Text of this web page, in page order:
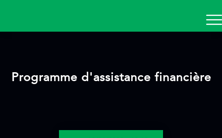
Programme d'assistance financière